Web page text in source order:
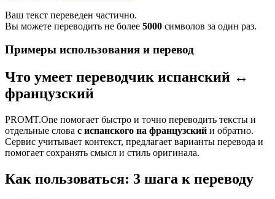
Ваш текст переведен частично.
Вы можете переводить не более 5000 символов за один раз.
Примеры использования и перевод
Что умеет переводчик испанский ↔
французский
PROMT.One помогает быстро и точно переводить тексты и
отдельные слова с испанского на французский и обратно.
Сервис учитывает контекст, предлагает варианты перевода и
помогает сохранять смысл и стиль оригинала.
Как пользоваться: 3 шага к переводу